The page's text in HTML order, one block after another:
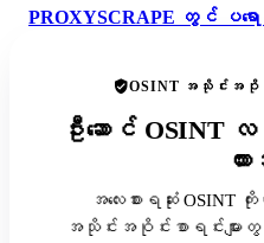
PROXYSCRAPE တွင် ပရ
OSINT အသိုင်းအဝို
ဦးဆောင် OSINT
ထ
အလေးစားရဆုံး OSINT ကို
အသိုင်းအဝိုင်းစာရင်းမျ